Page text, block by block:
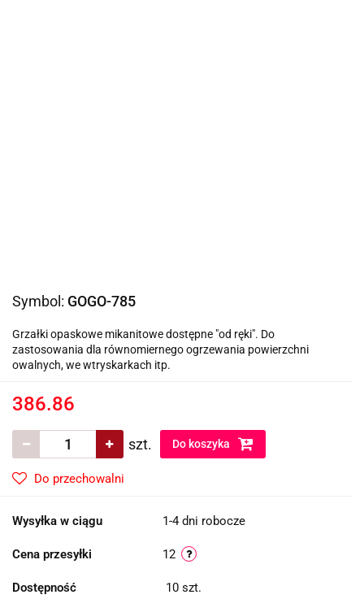
Symbol: GOGO-785
Grzałki opaskowe mikanitowe dostępne "od ręki". Do
zastosowania dla równomiernego ogrzewania powierzchni
owalnych, we wtryskarkach itp.
386.86
szt. Do koszyka
Do przechowalni
Wysyłka w ciągu 1-4 dni robocze
Cena przesyłki 12
Dostępność 10 szt.